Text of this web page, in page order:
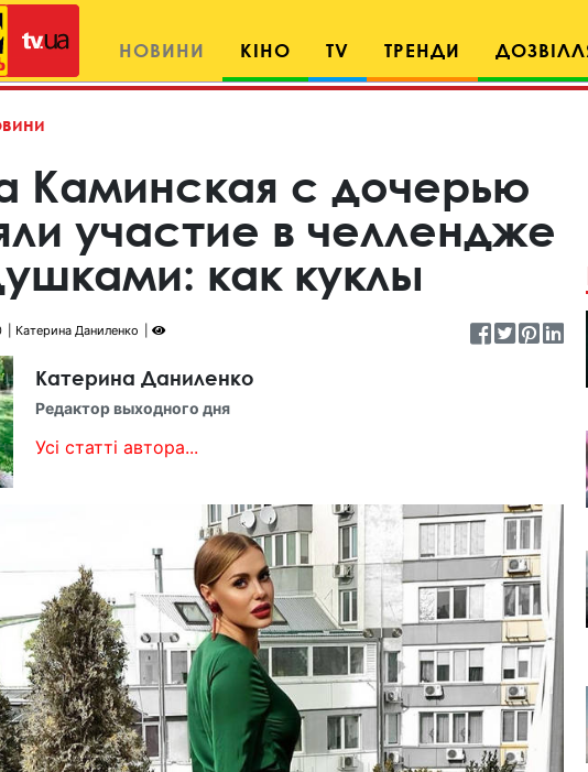
НОВИНИ КІНО TV ТРЕНДИ
Каминская с дочерью
участие в челлендже
как куклы
Катерина Даниленко
Катерина Даниленко
Редактор выходного дня
Усі статті автора...